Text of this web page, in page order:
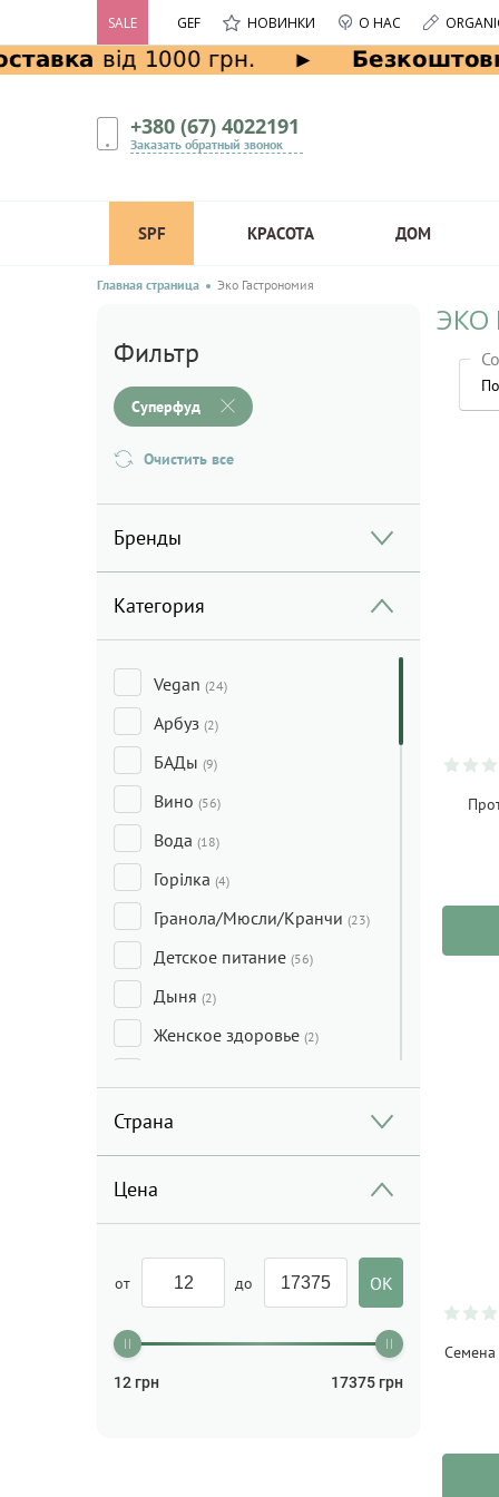
SALE GEF НОВИНКИ О НАС
+380 (67) 4022191
Заказать обратный звонок
SPF КРАСОТА ДОМ
Главная страница Эко Гастрономия
Фильтр
Суперфуд
Очистить все
Бренды
Категория
Vegan (24)
Арбуз (2)
БАДы (9)
Вино (56)
Вода (18)
Горілка (4)
Гранола/Мюсли/Кранчи (23)
Детское питание (56)
Дыня (2)
Женское здоровье (2)
Игристое вино
Какао(4)
Колбасные изделия
Консервы
Кофе(5)
Кофезаменитель(4)
Крупы
Страна
Цена
от до
12 грн 17375 грн
ЭКО
Семена